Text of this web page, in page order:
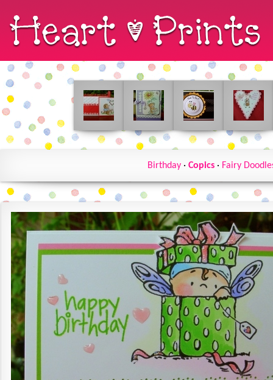
Birthday ·Copics · Fairy